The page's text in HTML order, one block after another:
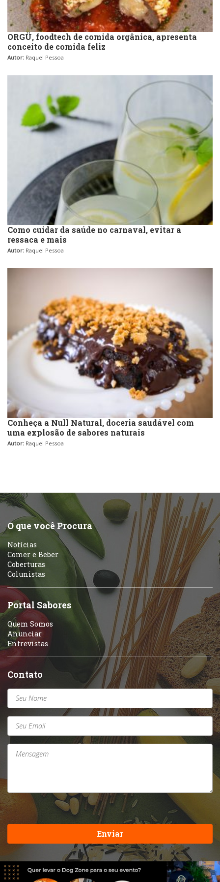
ORGÜ, foodtech de comida orgânica, apresenta
conceito de comida feliz
Autor: Raquel Pessoa
Como cuidar da saúde no carnaval, evitar a
ressaca e mais
Autor: Raquel Pessoa
Conheça a Null Natural, doceria saudável com
uma explosão de sabores naturais
Autor: Raquel Pessoa
O que você Procura
Notícias
Comer e Beber
Coberturas
Colunistas
Portal Sabores
Quem Somos
Anunciar
Entrevistas
Contato
Enviar